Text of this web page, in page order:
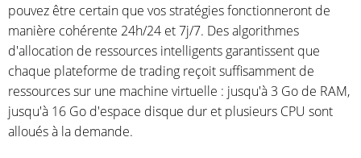
pouvez être certain que vos stratégies fonctionneront de
manière cohérente 24h/24 et 7j/7. Des algorithmes
d'allocation de ressources intelligents garantissent que
chaque plateforme de trading reçoit suffisamment de
ressources sur une machine virtuelle : jusqu'à 3 Go de RAM,
jusqu'à 16 Go d'espace disque dur et plusieurs CPU sont
alloués à la demande.